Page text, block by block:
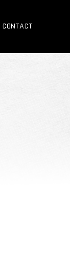
CONTACT